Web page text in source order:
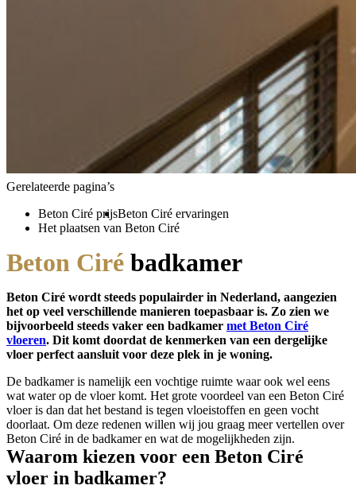
Gerelateerde pagina’s
Beton Ciré prijsBeton Ciré ervaringen
Het plaatsen van Beton Ciré
Beton Ciré badkamer
Beton Ciré wordt steeds populairder in Nederland, aangezien
het op veel verschillende manieren toepasbaar is. Zo zien we
bijvoorbeeld steeds vaker een badkamer met Beton Ciré
vloeren. Dit komt doordat de kenmerken van een dergelijke
vloer perfect aansluit voor deze plek in je woning.
De badkamer is namelijk een vochtige ruimte waar ook wel eens
wat water op de vloer komt. Het grote voordeel van een Beton Ciré
vloer is dan dat het bestand is tegen vloeistoffen en geen vocht
doorlaat. Om deze redenen willen wij jou graag meer vertellen over
Beton Ciré in de badkamer en wat de mogelijkheden zijn.
Waarom kiezen voor een Beton Ciré
vloer in badkamer?